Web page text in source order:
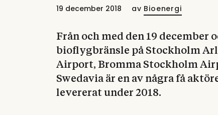
19 december 2018 av Bioenergi
Från och med den 19 december
bioflygbränsle på Stockholm
Airport, Bromma Stockholm
Swedavia är en av några få
levererat under 2018.